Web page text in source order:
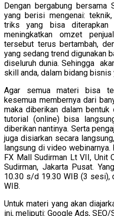
Dengan bergabung bersama
yang berisi mengenai:
triks yang bisa diterapkan
meningkatkan omzet
tersebut terus bertambah,
yang sedang trend digunakan
diseluruh dunia. Sehingga
skill anda, dalam bidang bisnis
Agar semua materi bisa
kesemua membernya dari
maka diberikan dalam
tutorial (online) bisa
diberikan nantinya. Serta
juga disiarkan secara
langsung di video
FX Mall Sudirman Lt VII, Unit
Sudirman, Jakarta Pusat.
10.30 s/d 19.30 WIB (3 sesi),
WIB.
Untuk materi yang akan
ini, meliputi: Google Ads,